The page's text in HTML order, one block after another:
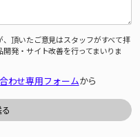
頂いたご意見はスタッフがすべて拝
発・サイト改善を行ってまいりま
わせ専用フォームから